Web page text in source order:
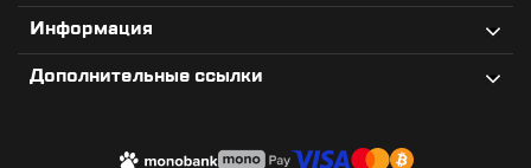
Информация
Дополнительные ссылки